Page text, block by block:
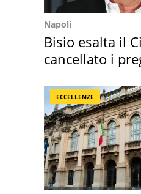
Napoli
Bisio esalta il
cancellato i
ECCELLENZE